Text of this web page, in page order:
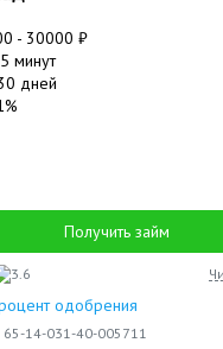
- 30000 ₽
минут
дней
%
Получить займ
3.6
одобрения
14-031-40-005711